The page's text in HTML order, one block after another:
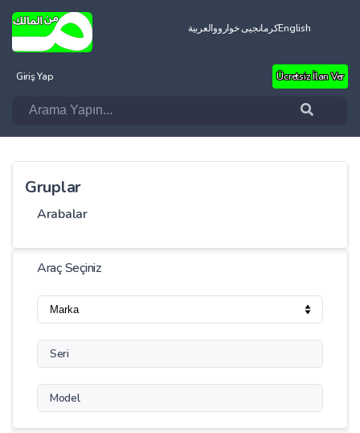
العربيةکرمانجیی خوارووEnglish
Giriş Yap Ücretsiz İlan Ver
Gruplar
Arabalar
Araç Seçiniz
Seri
Model